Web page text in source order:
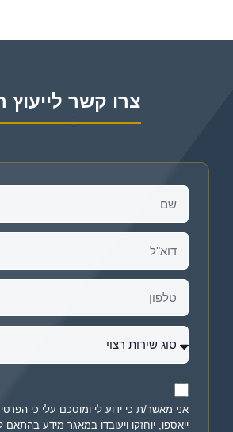
צרו קשר לייעוץ
אני מאשר/ת כי ידוע לי ומוסכם עלי כי
ייאספו, יוחזקו ויעובדו במאגר מידע